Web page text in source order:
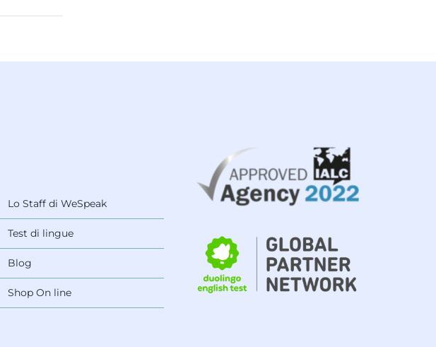
Lo Staff di WeSpeak
Test di lingue
Blog
Shop On line